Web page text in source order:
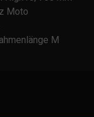
Moto
M